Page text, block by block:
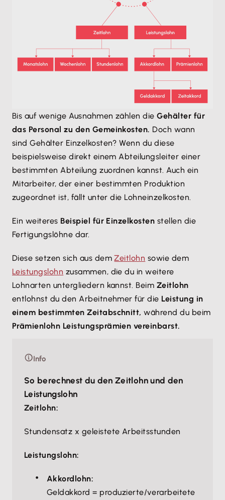
Bis auf wenige Ausnahmen zählen dieGehälter für
das Personal zu den Gemeinkosten. Doch wann
sind Gehälter Einzelkosten? Wenn du diese
beispielsweise direkt einem Abteilungsleiter einer
bestimmten Abteilung zuordnen kannst. Auch ein
Mitarbeiter, der einer bestimmten Produktion
zugeordnet ist, fällt unter die Lohneinzelkosten.
Ein weiteres Beispiel für Einzelkosten stellen die
Fertigungslöhne dar.
Diese setzen sich aus demZeitlohn sowie dem
Leistungslohn zusammen, die du in weitere
Lohnarten untergliedern kannst. Beim Zeitlohn
entlohnst du den Arbeitnehmer für die Leistung in
einem bestimmten Zeitabschnitt, während du beim
Prämienlohn Leistungsprämien vereinbarst.
Info
So berechnest du den Zeitlohn und den
Leistungslohn
Zeitlohn:
Stundensatz x geleistete Arbeitsstunden
Leistungslohn:
Akkordlohn:
Geldakkord = produzierte/verarbeitete